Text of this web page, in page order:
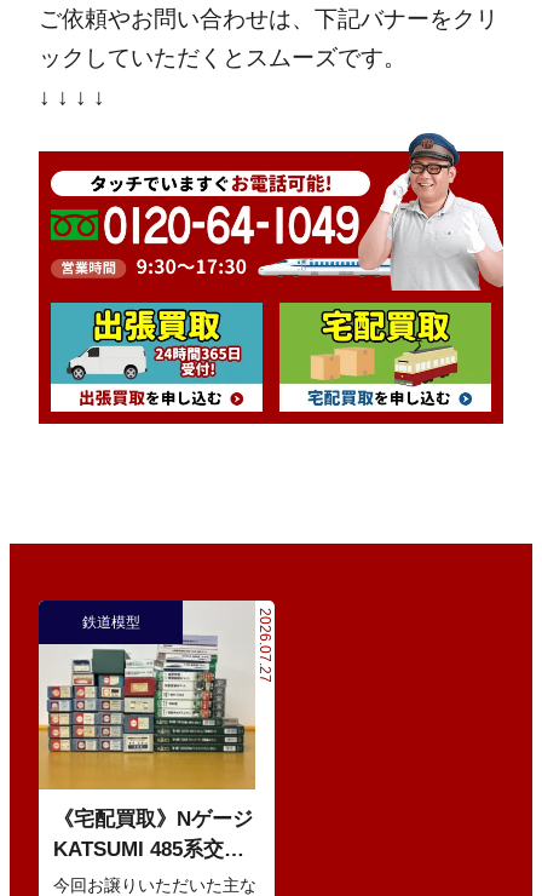
ご依頼やお問い合わせは、下記バナーをクリ
ックしていただくとスムーズです。
↓ ↓ ↓ ↓
2026.07.27
鉄道模型
《宅配買取》Nゲージ
KATSUMI 485系交直
流特急型電車 などの
今回お譲りいただいた主な